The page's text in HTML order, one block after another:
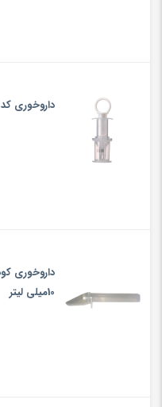
داروخوری کد PFG353
10میلی لیتر